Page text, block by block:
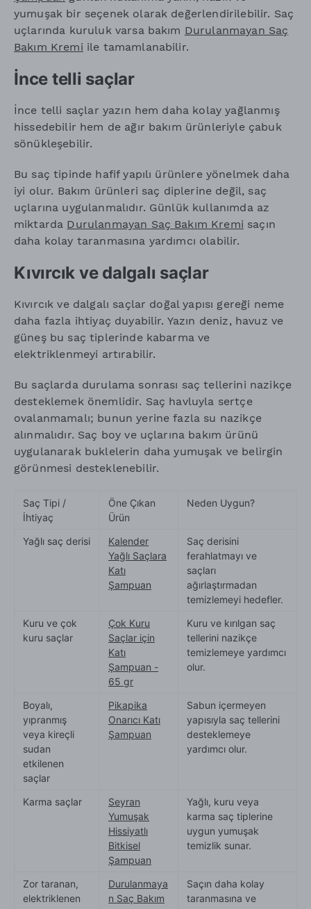
yumuşak bir seçenek olarak değerlendirilebilir. Saç
uçlarında kuruluk varsa bakım Durulanmayan Saç
Bakım Kremi ile tamamlanabilir.
İnce telli saçlar
İnce telli saçlar yazın hem daha kolay yağlanmış
hissedebilir hem de ağır bakım ürünleriyle çabuk
sönükleşebilir.
Bu saç tipinde hafif yapılı ürünlere yönelmek daha
iyi olur. Bakım ürünleri saç diplerine değil, saç
uçlarına uygulanmalıdır. Günlük kullanımda az
miktarda Durulanmayan Saç Bakım Kremi saçın
daha kolay taranmasına yardımcı olabilir.
Kıvırcık ve dalgalı saçlar
Kıvırcık ve dalgalı saçlar doğal yapısı gereği neme
daha fazla ihtiyaç duyabilir. Yazın deniz, havuz ve
güneş bu saç tiplerinde kabarma ve
elektriklenmeyi artırabilir.
Bu saçlarda durulama sonrası saç tellerini nazikçe
desteklemek önemlidir. Saç havluyla sertçe
ovalanmamalı; bunun yerine fazla su nazikçe
alınmalıdır. Saç boy ve uçlarına bakım ürünü
uygulanarak buklelerin daha yumuşak ve belirgin
görünmesi desteklenebilir.
Saç Tipi /
İhtiyaç
Öne Çıkan
Ürün
Neden Uygun?
Yağlı saç derisi
Kalender
Yağlı Saçlara
Katı
Şampuan
Saç derisini
ferahlatmayı ve
saçları
ağırlaştırmadan
temizlemeyi hedefler.
Kuru ve çok
kuru saçlar
Çok Kuru
Saçlar için
Katı
Şampuan -
65 gr
Kuru ve kırılgan saç
tellerini nazikçe
temizlemeye yardımcı
olur.
Boyalı,
yıpranmış
veya kireçli
sudan
etkilenen
saçlar
Pikapika
Onarıcı Katı
Şampuan
Sabun içermeyen
yapısıyla saç tellerini
desteklemeye
yardımcı olur.
Karma saçlar
Seyran
Yumuşak
Hissiyatlı
Bitkisel
Şampuan
Yağlı, kuru veya
karma saç tiplerine
uygun yumuşak
temizlik sunar.
Zor taranan,
elektriklenen
Durulanmaya
n Saç Bakım
Saçın daha kolay
taranmasına ve